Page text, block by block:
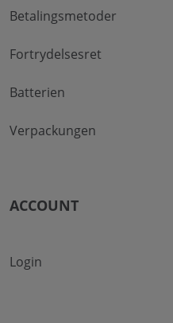
Betalingsmetoder
Fortrydelsesret
Batterien
Verpackungen
ACCOUNT
Login